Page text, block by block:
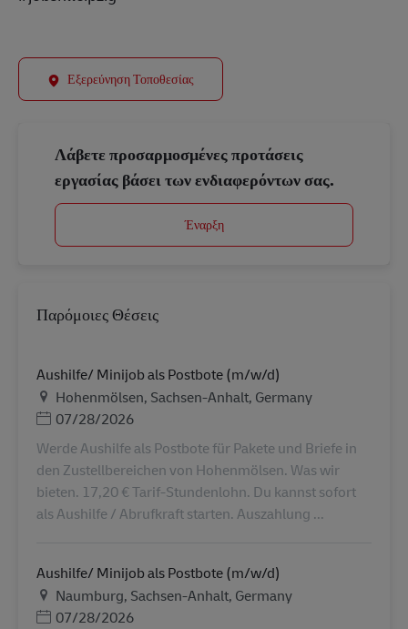
Εξερεύνηση Τοποθεσίας
Λάβετε προσαρμοσμένες προτάσεις
εργασίας βάσει των ενδιαφερόντων σας.
Έναρξη
Παρόμοιες Θέσεις
Aushilfe/ Minijob als Postbote (m/w/d)
Τοποθεσία
Hohenmölsen, Sachsen-Anhalt, Germany
Ημερομηνία Ανάρτησης
07/28/2026
Werde Aushilfe als Postbote für Pakete und Briefe in
den Zustellbereichen von Hohenmölsen. Was wir
bieten. 17,20 € Tarif-Stundenlohn. Du kannst sofort
als Aushilfe / Abrufkraft starten. Auszahlung ...
Aushilfe/ Minijob als Postbote (m/w/d)
Τοποθεσία
Naumburg, Sachsen-Anhalt, Germany
Ημερομηνία Ανάρτησης
07/28/2026